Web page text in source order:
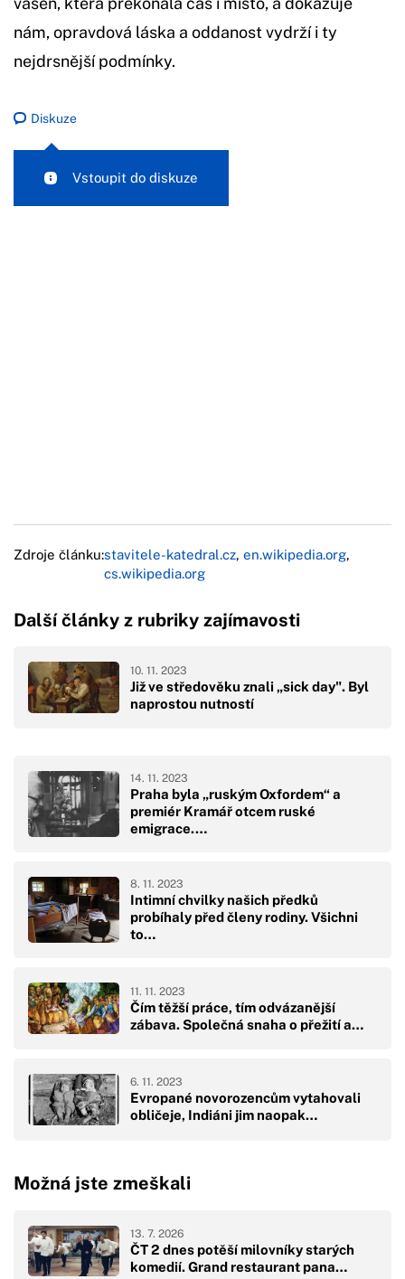
nám, opravdová láska a oddanost vydrží i ty
nejdrsnější podmínky.
Diskuze
Vstoupit do diskuze
Zdroje článku:stavitele-katedral.cz, en.wikipedia.org,
cs.wikipedia.org
Další články z rubriky zajímavosti
Již ve středověku znali „sick day". Byl
naprostou nutností
10. 11. 2023
Praha byla „ruským Oxfordem“ a
premiér Kramář otcem ruské
emigrace.…
14. 11. 2023
Intimní chvilky našich předků
probíhaly před členy rodiny. Všichni
to…
8. 11. 2023
Čím těžší práce, tím odvázanější
zábava. Společná snaha o přežití a…
11. 11. 2023
Evropané novorozencům vytahovali
obličeje, Indiáni jim naopak…
6. 11. 2023
Možná jste zmeškali
ČT 2 dnes potěší milovníky starých
komedií. Grand restaurant pana…
13. 7. 2026